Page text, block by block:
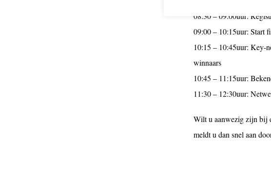
08:30 – 09:00uur:
09:00 – 10:15uur: Start
10:15 – 10:45uur: Key-
winnaars
10:45 – 11:15uur:
11:30 – 12:30uur:
Wilt u aanwezig zijn bij
meldt u dan snel aan